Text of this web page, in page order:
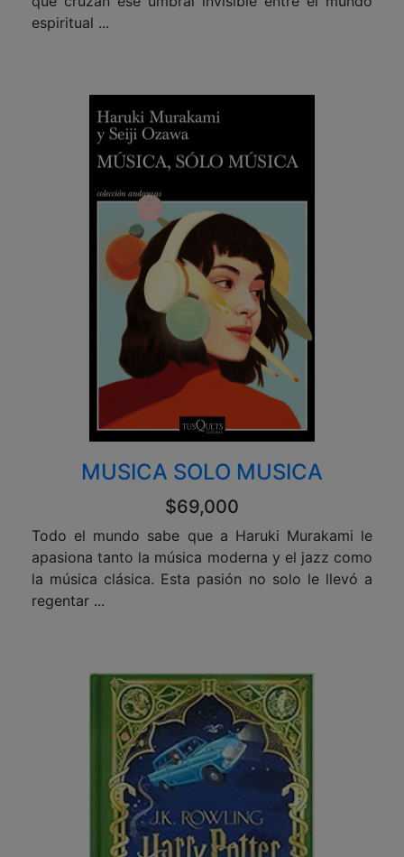
espiritual ...
MUSICA SOLO MUSICA
$69,000
Todo el mundo sabe que a Haruki Murakami le
apasiona tanto la música moderna y el jazz como
la música clásica. Esta pasión no solo le llevó a
regentar ...